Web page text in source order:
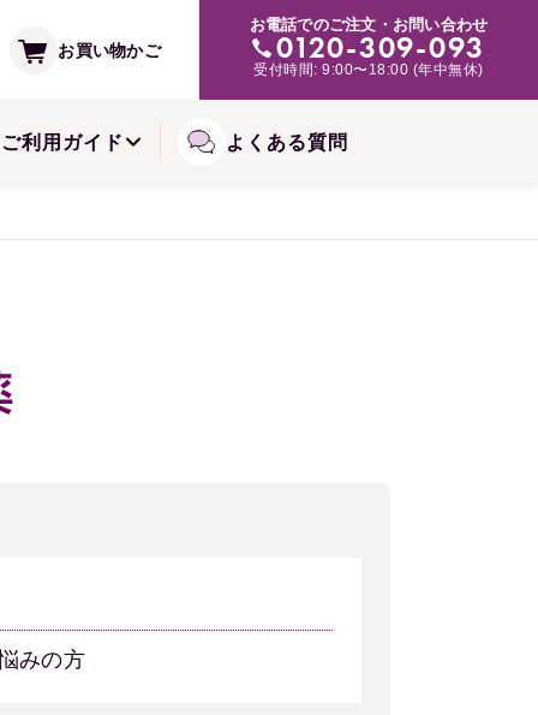
お買い物かご
お電話でのご注文・お問い合わせ
0120-309-093
受付時間: 9:00〜18:00 (年中無休)
・肌トラブルの緩和に
ご利用ガイド
お届けコースについて
よくある質問
みの方